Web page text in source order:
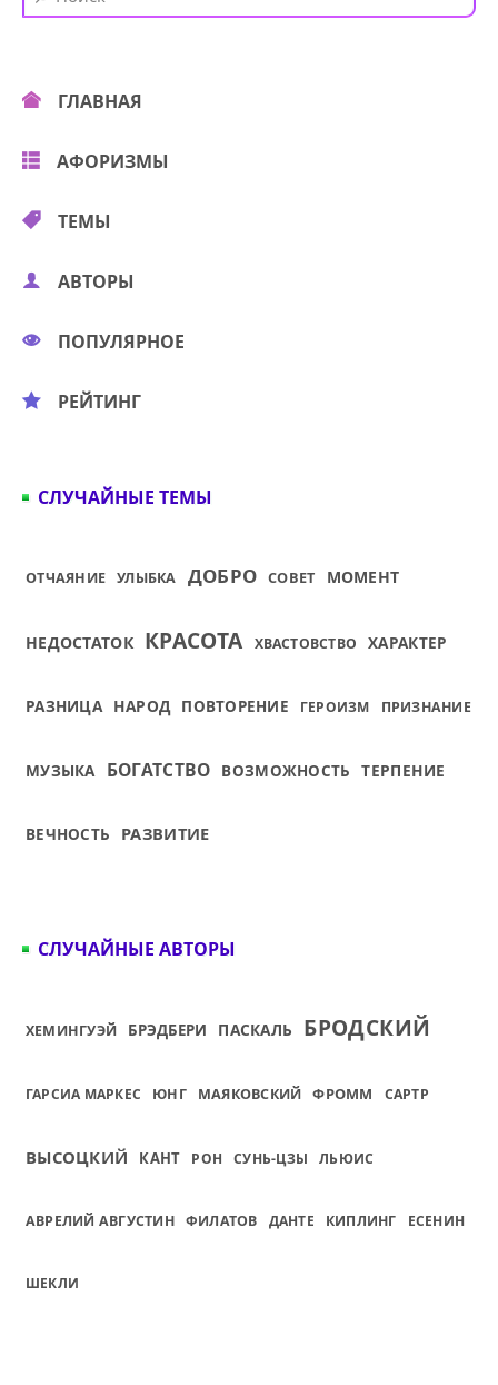
ГЛАВНАЯ
АФОРИЗМЫ
ТЕМЫ
АВТОРЫ
ПОПУЛЯРНОЕ
РЕЙТИНГ
СЛУЧАЙНЫЕ ТЕМЫ
ОТЧАЯНИЕ УЛЫБКА ДОБРО СОВЕТ МОМЕНТ
НЕДОСТАТОК КРАСОТА ХВАСТОВСТВО ХАРАКТЕР
РАЗНИЦА НАРОД ПОВТОРЕНИЕ ГЕРОИЗМ ПРИЗНАНИЕ
МУЗЫКА БОГАТСТВО ВОЗМОЖНОСТЬ ТЕРПЕНИЕ
ВЕЧНОСТЬ РАЗВИТИЕ
СЛУЧАЙНЫЕ АВТОРЫ
ХЕМИНГУЭЙ БРЭДБЕРИ ПАСКАЛЬ БРОДСКИЙ
ГАРСИА МАРКЕС ЮНГ МАЯКОВСКИЙ ФРОММ САРТР
ВЫСОЦКИЙ КАНТ РОН СУНЬ-ЦЗЫ ЛЬЮИС
АВРЕЛИЙ АВГУСТИН ФИЛАТОВ ДАНТЕ КИПЛИНГ ЕСЕНИН
ШЕКЛИ